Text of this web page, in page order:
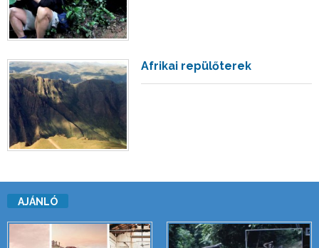
Afrikai repülőterek
AJÁNLÓ